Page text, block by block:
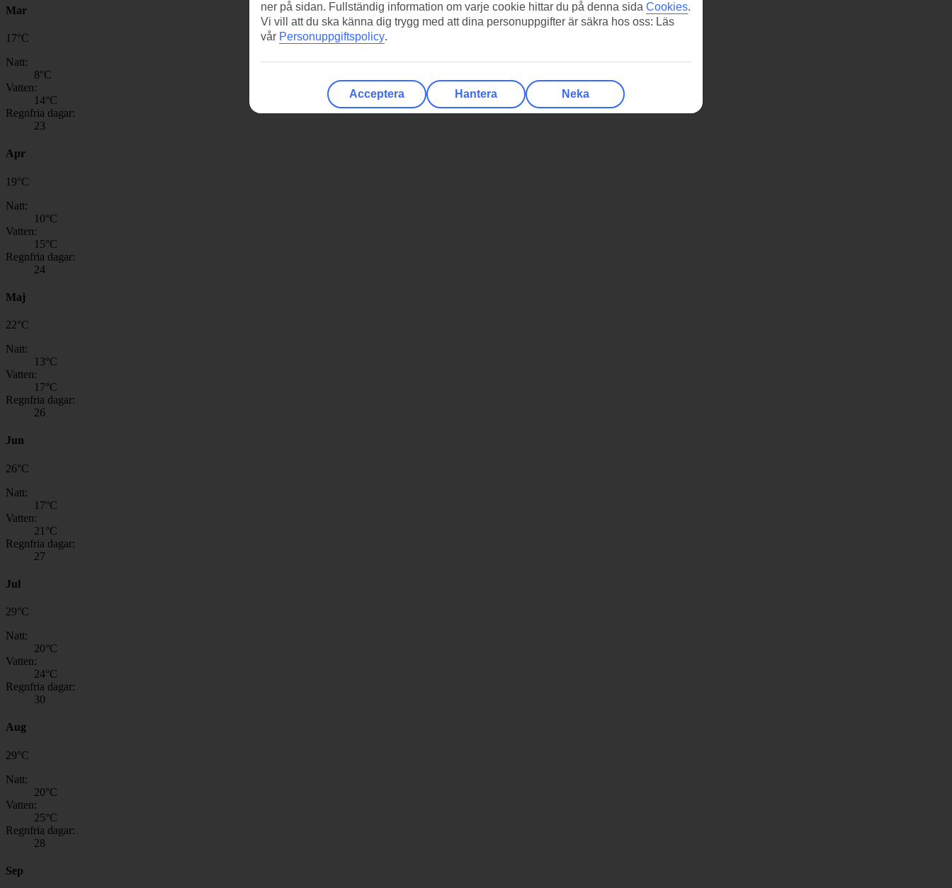
Mar
17°C
Natt:
8°C
Vatten:
14°C
Regnfria dagar:
23
Apr
19°C
Natt:
10°C
Vatten:
15°C
Regnfria dagar:
24
Maj
22°C
Natt:
13°C
Vatten:
17°C
Regnfria dagar:
26
Jun
26°C
Natt:
17°C
Vatten:
21 °C
Regnfria dagar:
27
Jul
29°C
Natt:
20°C
Vatten:
24°C
Regnfria dagar:
30
Aug
29°C
Natt:
20°C
Vatten:
25°C
Regnfria dagar:
28
Sep
ner på sidan. Fullständig information om varje cookie hittar du på denna sida Cookies.
Vi vill att du ska känna dig trygg med att dina personuppgifter är säkra hos oss: Läs
vår Personuppgiftspolicy.
Acceptera Hantera Neka